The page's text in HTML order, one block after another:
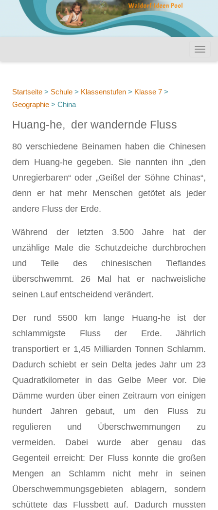
Startseite > Schule > Klassenstufen > Klasse 7 >
Geographie > China
Huang-he, der wandernde Fluss
80 verschiedene Beinamen haben die Chinesen
dem Huang-he gegeben. Sie nannten ihn „den
Unregierbaren“ oder „Geißel der Söhne Chinas“,
denn er hat mehr Menschen getötet als jeder
andere Fluss der Erde.
Während der letzten 3.500 Jahre hat der
unzählige Male die Schutzdeiche durchbrochen
und Teile des chinesischen Tieflandes
überschwemmt. 26 Mal hat er nachweisliche
seinen Lauf entscheidend verändert.
Der rund 5500 km lange Huang-he ist der
schlammigste Fluss der Erde. Jährlich
transportiert er 1,45 Milliarden Tonnen Schlamm.
Dadurch schiebt er sein Delta jedes Jahr um 23
Quadratkilometer in das Gelbe Meer vor. Die
Dämme wurden über einen Zeitraum von einigen
hundert Jahren gebaut, um den Fluss zu
regulieren und Überschwemmungen zu
vermeiden. Dabei wurde aber genau das
Gegenteil erreicht: Der Fluss konnte die großen
Mengen an Schlamm nicht mehr in seinen
Überschwemmungsgebieten ablagern, sondern
schüttete das Flussbett auf. Dadurch mussten